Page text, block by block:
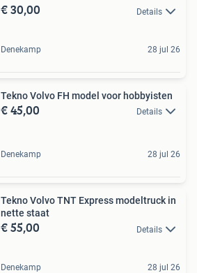
€ 30,00 Details
Denekamp 28 jul 26
Tekno Volvo FH model voor hobbyisten
€ 45,00 Details
Denekamp 28 jul 26
Tekno Volvo TNT Express modeltruck in
nette staat
€ 55,00 Details
Denekamp 28 jul 26